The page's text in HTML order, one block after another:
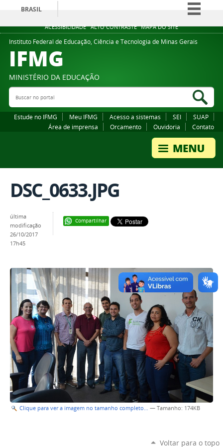
ACESSIBILIDADE ALTO CONTRASTE MAPA DO SITE
BRASIL
Simplifique!
Comunica BR
Legislação
Instituto Federal de Educação, Ciência e Tecnologia de Minas Gerais
IFMG
MINISTÉRIO DA EDUCAÇÃO
Buscar no portal
Estude no IFMG Meu IFMG Acesso a sistemas SEI
SUAP
Área de imprensa
Orcamento Ouvidoria Contato
DSC_0633.JPG
Compartilhar
última
modificação
26/10/2017
17h45
Clique para ver a imagem no tamanho completo… — Tamanho: 174KB
Voltar para o topo